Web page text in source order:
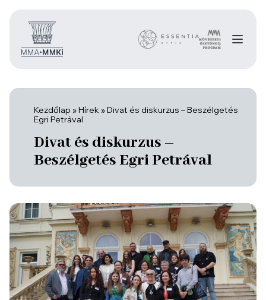
Kezdőlap »Hírek »Divat és diskurzus – Beszélgetés
Egri Petrával
Divat és diskurzus –
Beszélgetés Egri Petrával